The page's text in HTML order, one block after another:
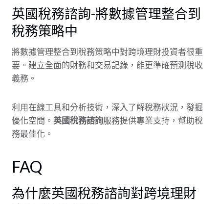
英國稅務諮詢-將數據管理整合到
稅務策略中
將數據管理整合到稅務策略中對跨境理財投資者很重
要。建立全面的財務和交易記錄，能更準確預測稅收
義務。
利用在線工具和分析技術，深入了解稅務狀況，發掘
優化空間。 英國稅務諮詢服務提供專業支持，幫助稅
務最佳化。
FAQ
為什麼英國稅務諮詢對跨境理財